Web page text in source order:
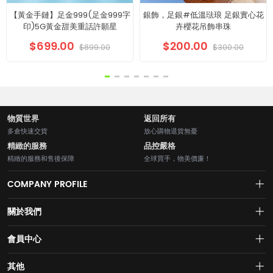
【黃金手鏈】足金999(足金999字
印)5G黃金甜美重話許願星
$699.00 $899.00
銀飾，足銀#低溫琺琅 足銀實心花
卉櫻花吊飾串珠
$200.00 $300.00
物質世界
多倉快速交貨
返回所有
放心購物退貨無憂
精緻的服務
精緻的服務和售後保障
品控嚴格
全球買手，物美價廉！
COMPANY PROFILE
球黃金珠寶跨境電商平臺！AI與區塊鏈的完美結合的【水貝幣$SB】引領
關於我們
About us
Join us
會員中心
Account
其他